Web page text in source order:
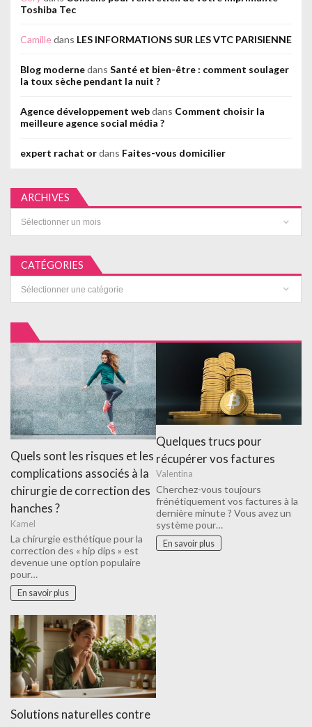
Toshiba Tec
Camilledans LES INFORMATIONS SUR LES VTC PARISIENNE
Blog modernedans Santé et bien-être : comment soulager
la toux sèche pendant la nuit ?
Agence développement webdans Comment choisir la
meilleure agence social média ?
expert rachat ordans Faites-vous domicilier
ARCHIVES
CATÉGORIES
Quels sont les risques et les
complications associés à la
chirurgie de correction des
hanches ?
Kamel
La chirurgie esthétique pour la
correction des « hip dips » est
devenue une option populaire
pour…
En savoir plus
Quelques trucs pour
récupérer vos factures
Valentina
Cherchez-vous toujours
frénétiquement vos factures à la
dernière minute ? Vous avez un
système pour…
En savoir plus
Solutions naturelles contre